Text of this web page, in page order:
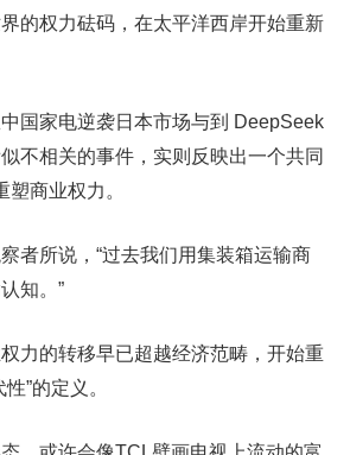
的权力砝码，在太平洋西岸开始重新
国家电逆袭日本市场与到 DeepSeek
不相关的事件，实则反映出一个共同
商业权力。
者所说，“过去我们用集装箱运输商
知。”
力的转移早已超越经济范畴，开始重
”的定义。